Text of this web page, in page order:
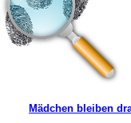
Mädchen bleiben